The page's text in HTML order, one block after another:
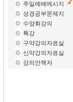
주일예배메시지
성경공부문제지
수양회강의
특강
구약강의자료실
신약강의자료실
강의안책자